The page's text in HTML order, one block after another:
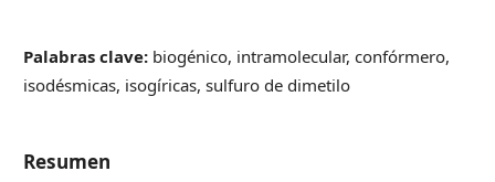
Palabras clave: biogénico, intramolecular, confórmero,
isodésmicas, isogíricas, sulfuro de dimetilo
Resumen